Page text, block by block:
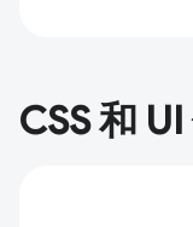
CSS 和